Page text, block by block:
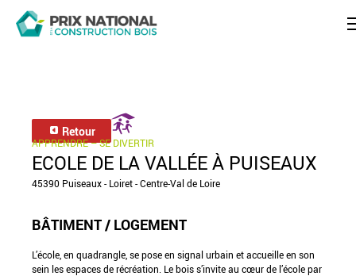
Retour
APPRENDRE – SE DIVERTIR
ECOLE DE LA VALLÉE À PUISEAUX
45390 Puiseaux - Loiret - Centre-Val de Loire
BÂTIMENT / LOGEMENT
L’école, en quadrangle, se pose en signal urbain et accueille en son
sein les espaces de récréation. Le bois s’invite au cœur de l’école par